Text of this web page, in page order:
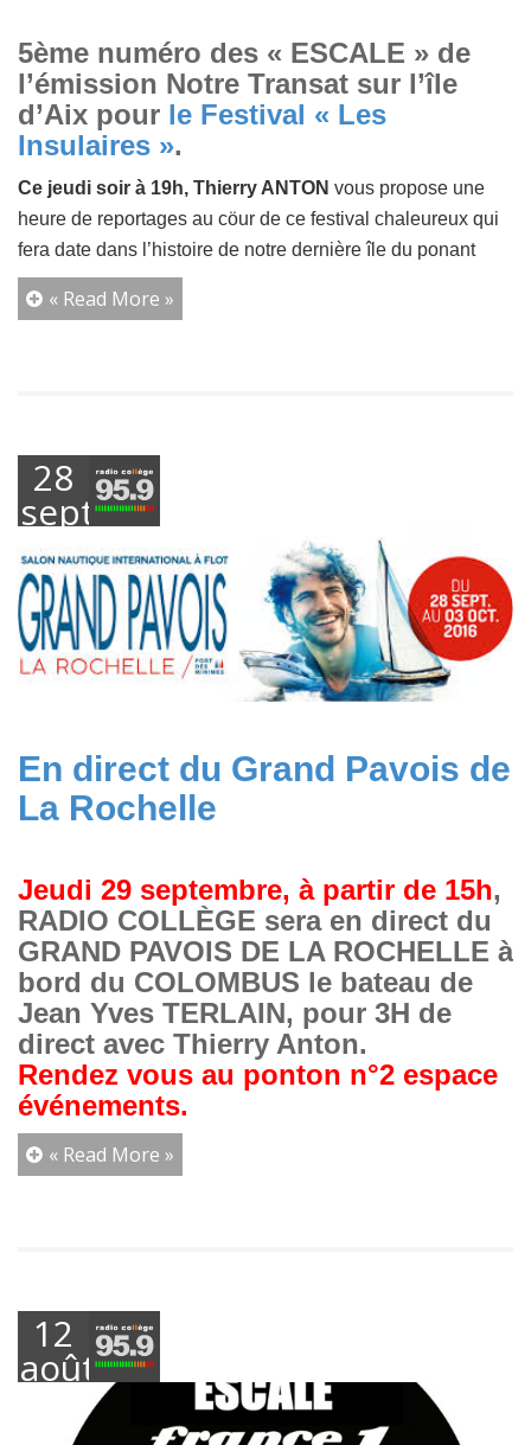
5ème numéro des « ESCALE » de
l’émission Notre Transat sur l’île
d’Aix pour le Festival « Les
Insulaires ».
Ce jeudi soir à 19h, Thierry ANTON vous propose une
heure de reportages au cöur de ce festival chaleureux qui
fera date dans l’histoire de notre dernière île du ponant
« Read More »
28
septembre
2016
En direct du Grand Pavois de
La Rochelle
Jeudi 29 septembre, à partir de 15h,
RADIO COLLÈGE sera en direct du
GRAND PAVOIS DE LA ROCHELLE à
bord du COLOMBUS le bateau de
Jean Yves TERLAIN, pour 3H de
direct avec Thierry Anton.
Rendez vous au ponton n°2 espace
événements.
« Read More »
12
août
2016